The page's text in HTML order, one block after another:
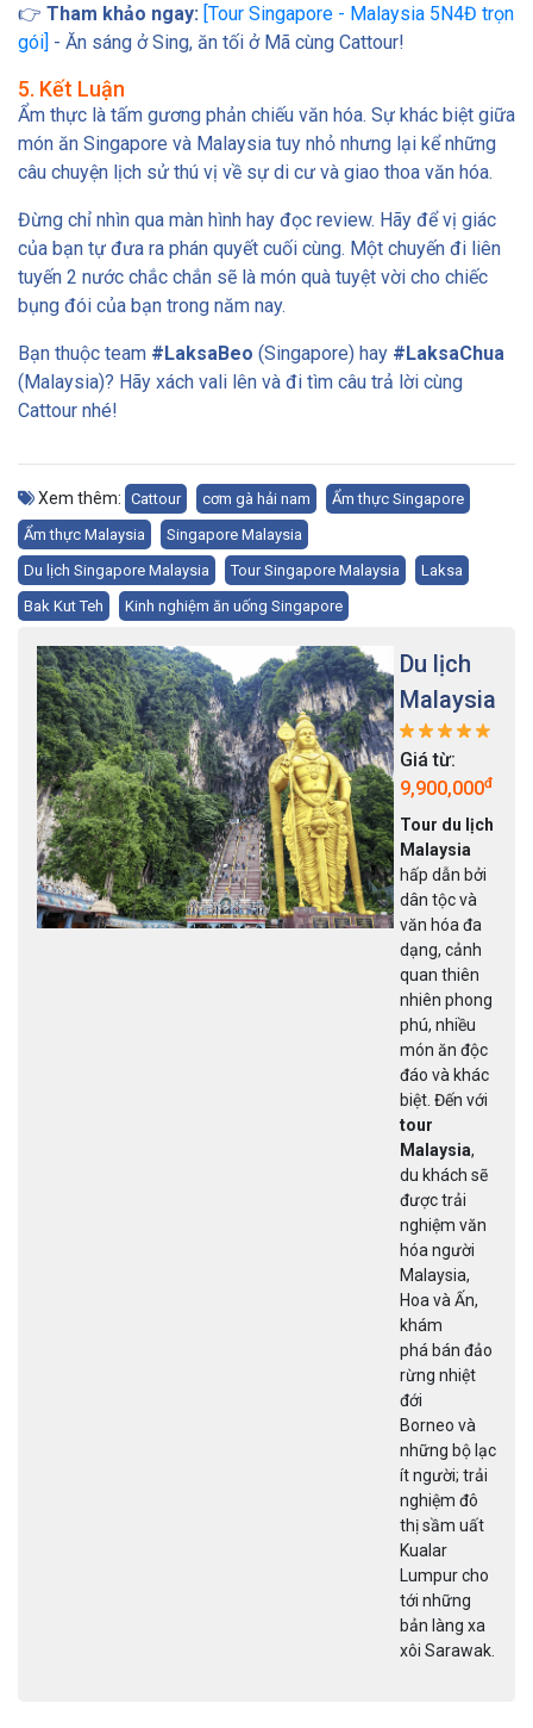
👉 Tham khảo ngay: [Tour Singapore - Malaysia 5N4Đ trọn
gói] - Ăn sáng ở Sing, ăn tối ở Mã cùng Cattour!
5. Kết Luận
Ẩm thực là tấm gương phản chiếu văn hóa. Sự khác biệt giữa
món ăn Singapore và Malaysia tuy nhỏ nhưng lại kể những
câu chuyện lịch sử thú vị về sự di cư và giao thoa văn hóa.
Đừng chỉ nhìn qua màn hình hay đọc review. Hãy để vị giác
của bạn tự đưa ra phán quyết cuối cùng. Một chuyến đi liên
tuyến 2 nước chắc chắn sẽ là món quà tuyệt vời cho chiếc
bụng đói của bạn trong năm nay.
Bạn thuộc team #LaksaBeo (Singapore) hay #LaksaChua
(Malaysia)? Hãy xách vali lên và đi tìm câu trả lời cùng
Cattour nhé!
Xem thêm: Cattour cơm gà hải nam
Ẩm thực Singapore
Ẩm thực Malaysia
Singapore Malaysia
Du lịch Singapore Malaysia
Tour Singapore Malaysia
Laksa
Bak Kut Teh
Kinh nghiệm ăn uống Singapore
Xuyên
quốc gia
Giá từ:
10,990,000đ
Du lịch xuyên
quốc gialà
điều mà mọi
người nên
làm ít nhất
một lần trong
đời. Chỉ một
hành
trình nhưng
lại đi được
nhiều quốc
gia trên thế
giới, trải
nghiệm thực
tế và khám
phá những sự
thật thú vị về
đất nước, con
người và văn
hóa các quốc
gia đầy màu
sắc ngoài
kia? Cùng
tham khảo
cáctour du
lịch xuyên
quốc gia của
Cattour dưới
đây nhé !